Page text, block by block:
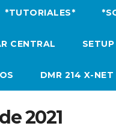
*TUTORIALES*
CENTRAL
DMR 214 X-
2021